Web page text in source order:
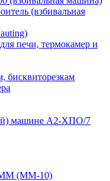
(взбивальная
печи, термокамер и
бисквиторезкам
машине А2-ХПО/7
ММ (ММ-10)